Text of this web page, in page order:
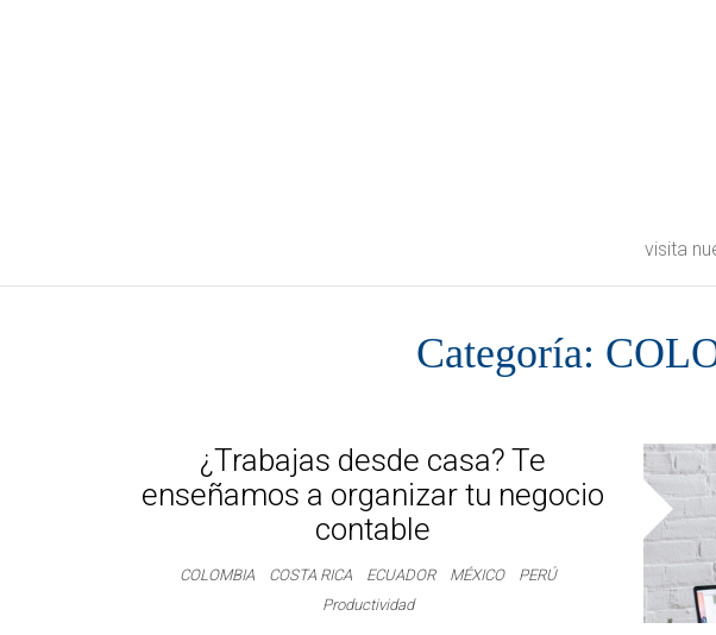
visita
Categoría:
¿Trabajas desde casa? Te
enseñamos a organizar tu negocio
contable
COLOMBIA COSTA RICA ECUADOR MÉXICO
PERÚ
Productividad